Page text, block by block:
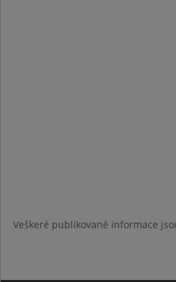
Veškeré publikované informace